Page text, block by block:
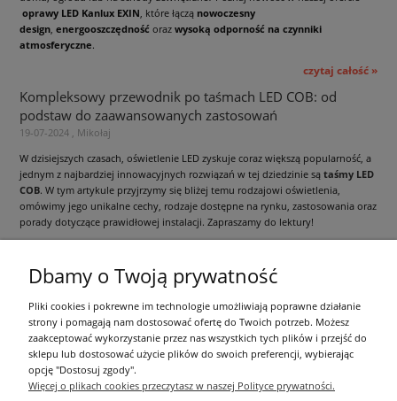
oprawy LED Kanlux EXIN, które łączą nowoczesny
design, energooszczędność oraz wysoką odporność na czynniki
atmosferyczne.
czytaj całość »
Kompleksowy przewodnik po taśmach LED COB: od
podstaw do zaawansowanych zastosowań
19-07-2024 , Mikołaj
W dzisiejszych czasach, oświetlenie LED zyskuje coraz większą popularność, a
jednym z najbardziej innowacyjnych rozwiązań w tej dziedzinie są taśmy LED
COB. W tym artykule przyjrzymy się bliżej temu rodzajowi oświetlenia,
omówimy jego unikalne cechy, rodzaje dostępne na rynku, zastosowania oraz
porady dotyczące prawidłowej instalacji. Zapraszamy do lektury!
Informacje ogólne
Zakupy
Moje konto
Dbamy o Twoją prywatność
Pliki cookies i pokrewne im technologie umożliwiają poprawne działanie
strony i pomagają nam dostosować ofertę do Twoich potrzeb. Możesz
zaakceptować wykorzystanie przez nas wszystkich tych plików i przejść do
sklepu lub dostosować użycie plików do swoich preferencji, wybierając
opcję "Dostosuj zgody".
Więcej o plikach cookies przeczytasz w naszej Polityce prywatności.